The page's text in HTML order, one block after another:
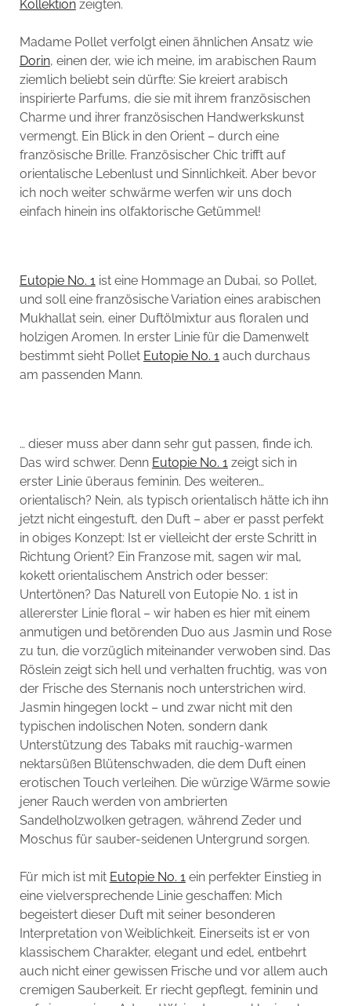
Kollektionzeigten.
Madame Pollet verfolgt einen ähnlichen Ansatz wie
Dorin, einen der, wie ich meine, im arabischen Raum
ziemlich beliebt sein dürfte: Sie kreiert arabisch
inspirierte Parfums, die sie mit ihrem französischen
Charme und ihrer französischen Handwerkskunst
vermengt. Ein Blick in den Orient – durch eine
französische Brille. Französischer Chic trifft auf
orientalische Lebenlust und Sinnlichkeit. Aber bevor
ich noch weiter schwärme werfen wir uns doch
einfach hinein ins olfaktorische Getümmel!
Eutopie No. 1ist eine Hommage an Dubai, so Pollet,
und soll eine französische Variation eines arabischen
Mukhallat sein, einer Duftölmixtur aus floralen und
holzigen Aromen. In erster Linie für die Damenwelt
bestimmt sieht Pollet Eutopie No. 1auch durchaus
am passenden Mann.
… dieser muss aber dann sehr gut passen, finde ich.
Das wird schwer. Denn Eutopie No. 1zeigt sich in
erster Linie überaus feminin. Des weiteren…
orientalisch? Nein, als typisch orientalisch hätte ich ihn
jetzt nicht eingestuft, den Duft – aber er passt perfekt
in obiges Konzept: Ist er vielleicht der erste Schritt in
Richtung Orient? Ein Franzose mit, sagen wir mal,
kokett orientalischem Anstrich oder besser:
Untertönen? Das Naturell von Eutopie No. 1 ist in
allererster Linie floral – wir haben es hier mit einem
anmutigen und betörenden Duo aus Jasmin und Rose
zu tun, die vorzüglich miteinander verwoben sind. Das
Röslein zeigt sich hell und verhalten fruchtig, was von
der Frische des Sternanis noch unterstrichen wird.
Jasmin hingegen lockt – und zwar nicht mit den
typischen indolischen Noten, sondern dank
Unterstützung des Tabaks mit rauchig-warmen
nektarsüßen Blütenschwaden, die dem Duft einen
erotischen Touch verleihen. Die würzige Wärme sowie
jener Rauch werden von ambrierten
Sandelholzwolken getragen, während Zeder und
Moschus für sauber-seidenen Untergrund sorgen.
Für mich ist mit Eutopie No. 1ein perfekter Einstieg in
eine vielversprechende Linie geschaffen: Mich
begeistert dieser Duft mit seiner besonderen
Interpretation von Weiblichkeit. Einerseits ist er von
klassischem Charakter, elegant und edel, entbehrt
auch nicht einer gewissen Frische und vor allem auch
cremigen Sauberkeit. Er riecht gepflegt, feminin und